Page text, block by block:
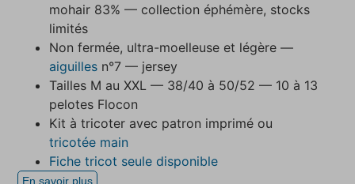
mohair 83% — collection éphémère, stocks
limités
Non fermée, ultra-moelleuse et légère —
aiguilles n°7 — jersey
Tailles M au XXL — 38/40 à 50/52 — 10 à 13
pelotes Flocon
Kit à tricoter avec patron imprimé ou
tricotée main
Fiche tricot seule disponible
En savoir plus